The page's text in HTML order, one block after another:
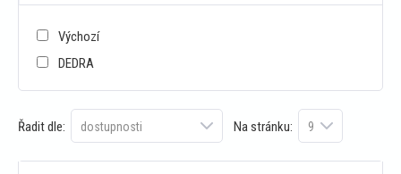
Výchozí
DEDRA
Řadit dle: Na stránku: